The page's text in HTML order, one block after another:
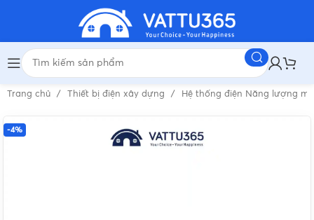
Trang chủ Thiết bị điện xây dựng Hệ thống điện Năng lượng
-4%